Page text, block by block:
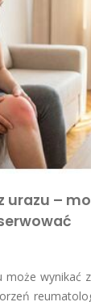
urazu –
może wynikać